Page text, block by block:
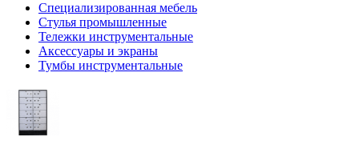
Специализированная мебель
Стулья промышленные
Тележки инструментальные
Аксессуары и экраны
Тумбы инструментальные